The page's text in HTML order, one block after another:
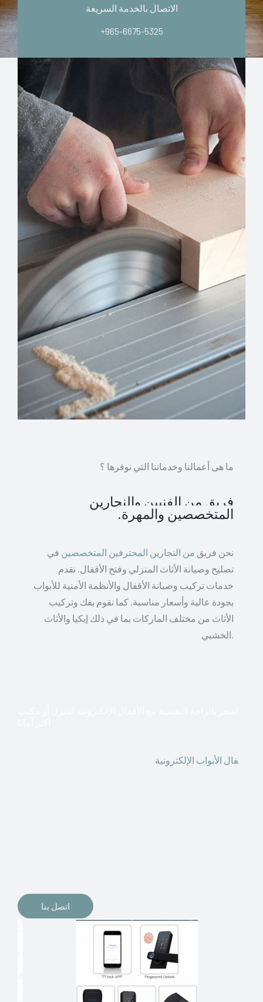
الاتصال بالخدمة السريعة
+965-6675-5325
ما هى أعمالنا وخدماتنا التي نوفرها ؟
فريق من الفنيين والنجارين
المتخصصين والمهرة.
نحن فريق من النجارين المحترفين المتخصصين في
تصليح وصيانة الأثاث المنزلي وفتح الأقفال. نقدم
خدمات تركيب وصيانة الأقفال والأنظمة الأمنية للأبواب
بجودة عالية وأسعار مناسبة. كما نقوم بفك وتركيب
الأثاث من مختلف الماركات بما في ذلك إيكيا والأثاث
الخشبي.
فال الأبواب الإلكترونية
اتصل بنا